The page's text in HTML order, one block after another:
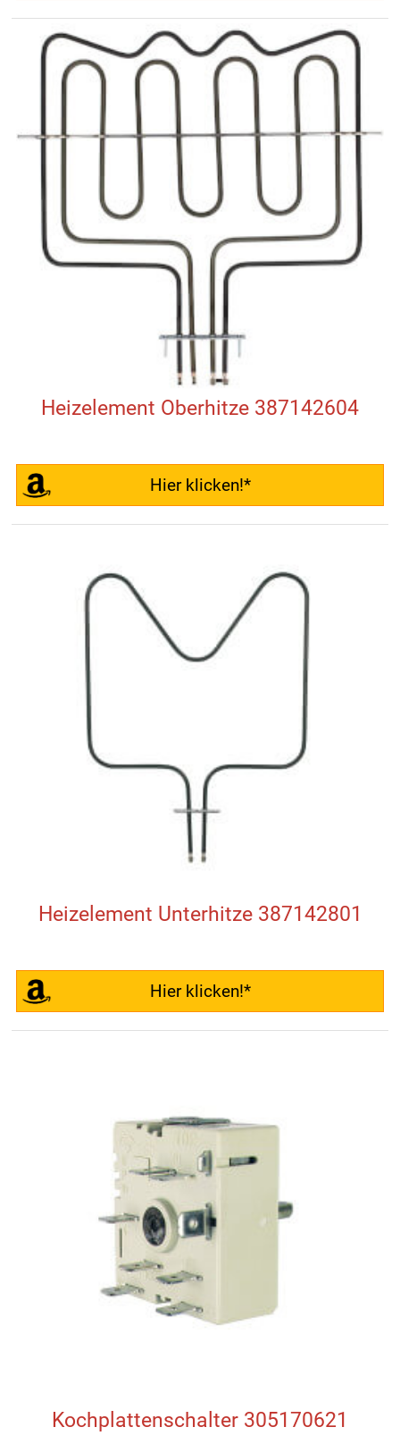
Heizelement Oberhitze 387142604
Hier klicken!*
Heizelement Unterhitze 387142801
Hier klicken!*
Kochplattenschalter 305170621